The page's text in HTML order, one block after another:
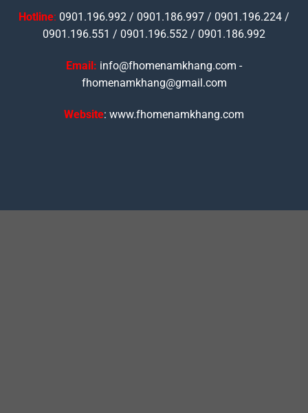
Hotline: 0901.196.992 / 0901.186.997 / 0901.196.224 /
0901.196.551 / 0901.196.552 / 0901.186.992
Email: info@fhomenamkhang.com -
fhomenamkhang@gmail.com
Website: www.fhomenamkhang.com